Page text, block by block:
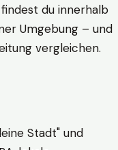
du innerhalb
Umgebung – und
vergleichen.
Stadt" und